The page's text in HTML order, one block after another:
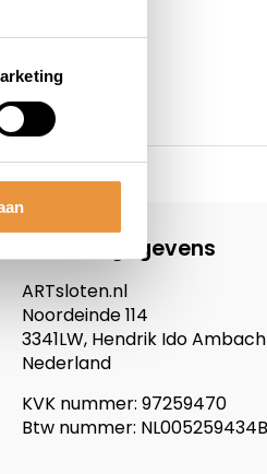
Contactgegevens
ARTsloten.nl
Noordeinde 114
3341LW, Hendrik Ido
Nederland
KVK nummer: 97259470
Btw nummer: